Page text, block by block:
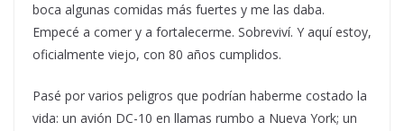
boca algunas comidas más fuertes y me las daba.
Empecé a comer y a fortalecerme. Sobreviví. Y aquí estoy,
oficialmente viejo, con 80 años cumplidos.
Pasé por varios peligros que podrían haberme costado la
vida: un avión DC-10 en llamas rumbo a Nueva York; un